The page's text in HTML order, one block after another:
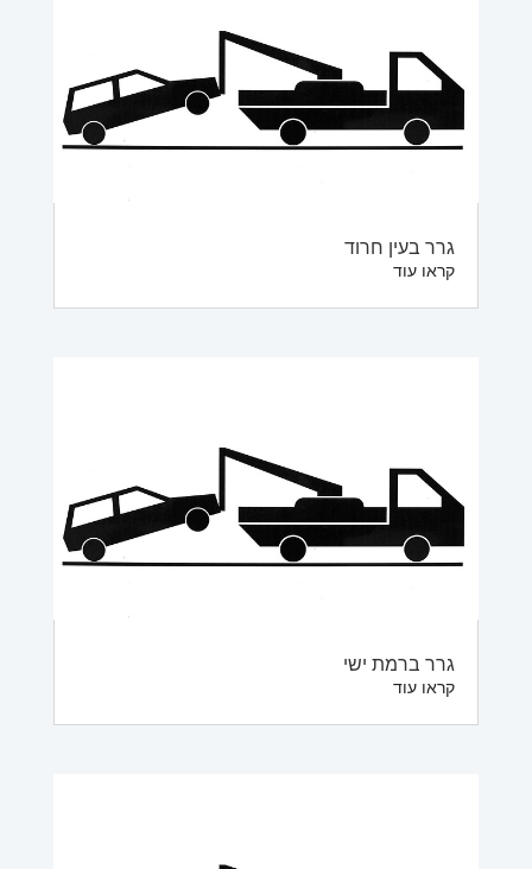
גרר בעין חרוד
קראו עוד
גרר ברמת ישי
קראו עוד